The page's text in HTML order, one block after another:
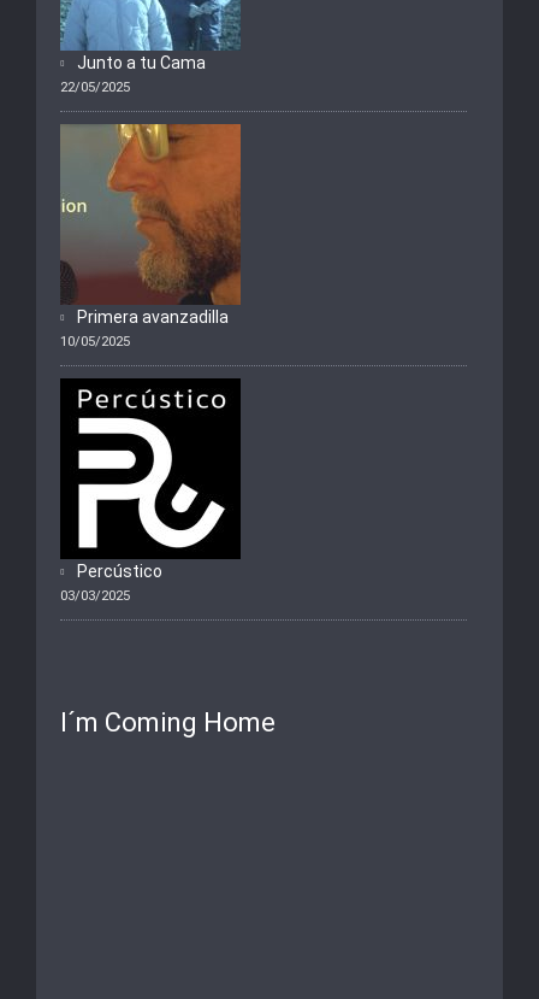
Junto a tu Cama
22/05/2025
Primera avanzadilla
10/05/2025
Percústico
03/03/2025
I´m Coming Home